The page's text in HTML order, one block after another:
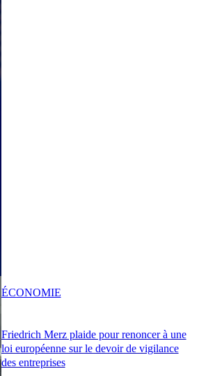
Friedrich Merz plaide pour renoncer à une
loi européenne sur le devoir de vigilance
des entreprises
ÉCONOMIE